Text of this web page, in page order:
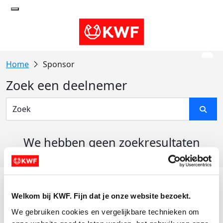
Welkom bij KWF. Fijn dat je onze website bezoekt.
We gebruiken cookies en vergelijkbare technieken om
Sponsor
Zoek een deelnemer
We hebben geen zoekresultaten
Actiematerialen
Evenementen